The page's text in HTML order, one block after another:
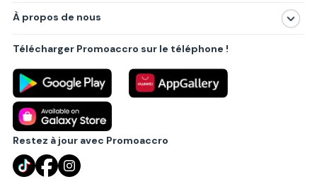
Produits
Villes principales
À propos de nous
Politique de confidentialité
Règlements
Partenariat B2B
Blog
Contact
Télécharger Promoaccro sur le téléphone !
Restez à jour avec Promoaccro